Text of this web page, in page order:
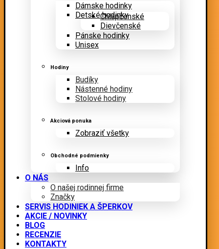
Dámske hodinky
Detské hodinky
Chlapčenské
Dievčenské
Pánske hodinky
Unisex
Hodiny
Budíky
Nástenné hodiny
Stolové hodiny
Akciová ponuka
Zobraziť všetky
Obchodné podmienky
Info
O NÁS
O našej rodinnej firme
Značky
SERVIS HODINIEK A ŠPERKOV
AKCIE / NOVINKY
BLOG
RECENZIE
KONTAKTY